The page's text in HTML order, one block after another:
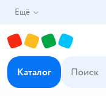
Ещё
Каталог